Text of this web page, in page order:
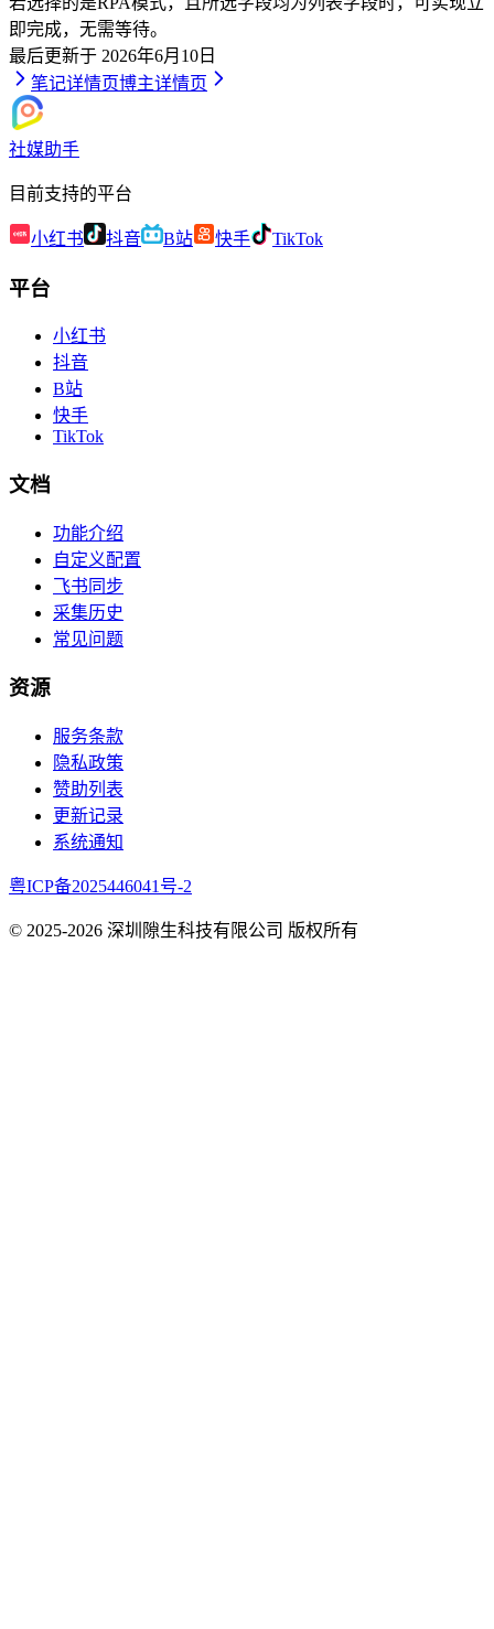
即完成，无需等待。
最后更新于 2026年6月10日
笔记详情页博主详情页
社媒助手
目前支持的平台
小红书 抖音 B站 快手 TikTok
平台
小红书
抖音
B站
快手
TikTok
文档
功能介绍
自定义配置
飞书同步
采集历史
常见问题
资源
服务条款
隐私政策
赞助列表
更新记录
系统通知
粤ICP备2025446041号-2
© 2025-2026 深圳隙生科技有限公司 版权所有